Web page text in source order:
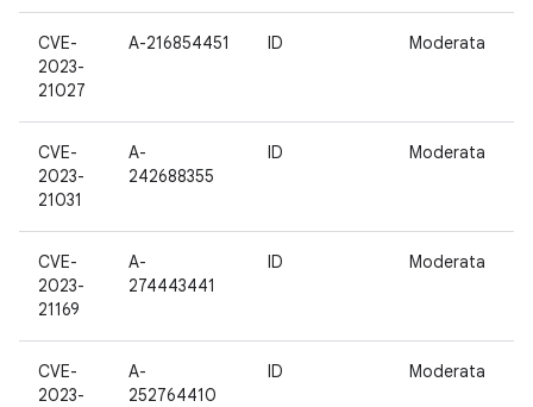
CVE-
2023-
21027
A-216854451 ID Moderata
CVE-
2023-
21031
A-
242688355
ID Moderata
CVE-
2023-
21169
A-
274443441
ID Moderata
CVE-
2023-
A-
252764410
ID Moderata